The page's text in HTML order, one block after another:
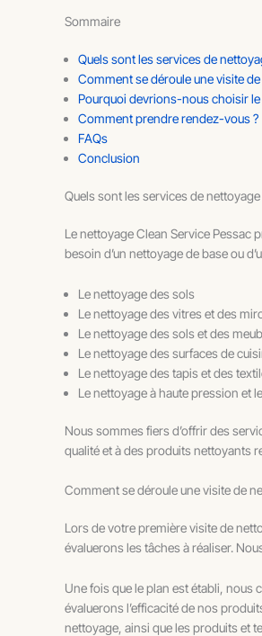
Sommaire
Quels sont les services de
Comment se déroule une visite
Pourquoi devrions-nous choisir
Comment prendre rendez-vous ?
FAQs
Conclusion
Quels sont les services de
Le nettoyage Clean Service Pessac
besoin d’un nettoyage de base ou
Le nettoyage des sols
Le nettoyage des vitres et des
Le nettoyage des sols et des
Le nettoyage des surfaces de
Le nettoyage des tapis et des
Le nettoyage à haute pression et
Nous sommes fiers d’offrir des
qualité et à des produits nettoyants
Comment se déroule une visite de
Lors de votre première visite de
évaluerons les tâches à réaliser.
Une fois que le plan est établi,
évaluerons l’efficacité de nos
nettoyage, ainsi que les produits et